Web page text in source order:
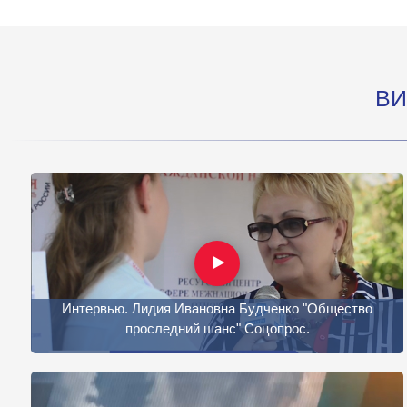
Интервью. Лидия Ивановна Будченко "Общество
проследний шанс" Соцопрос.